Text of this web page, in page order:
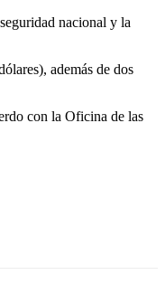
nacional y la
además de dos
con la Oficina de las